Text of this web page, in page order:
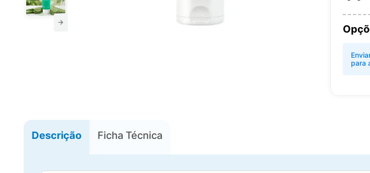
para
Descrição Ficha Técnica